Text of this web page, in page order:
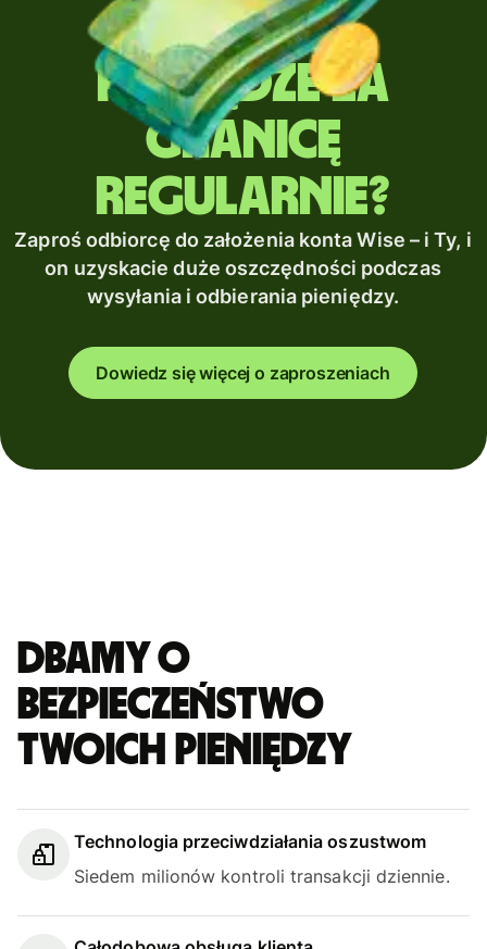
Wysyłasz
pieniądze za
granicę
regularnie?
Zaproś odbiorcę do założenia konta Wise – i Ty, i
on uzyskacie duże oszczędności podczas
wysyłania i odbierania pieniędzy.
Dowiedz się więcej o zaproszeniach
Dbamy o
bezpieczeństwo
Twoich pieniędzy
Technologia przeciwdziałania oszustwom
Siedem milionów kontroli transakcji dziennie.